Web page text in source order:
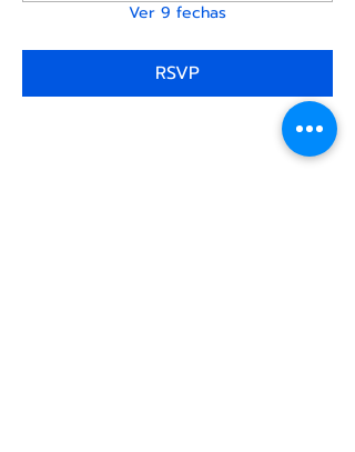
Ver 9 fechas
RSVP